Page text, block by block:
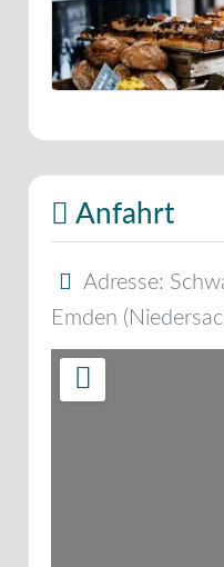
Anfahrt
Adresse:
Emden (